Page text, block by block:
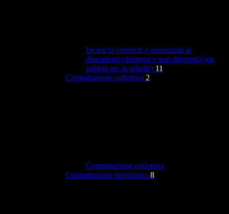
Incarichi conferiti e autorizzati ai
dipendenti (dirigenti e non dirigenti) (da
pubblicare in tabelle) 11
Contrattazione collettiva 2
Contrattazione collettiva
Contrattazione integrativa 8